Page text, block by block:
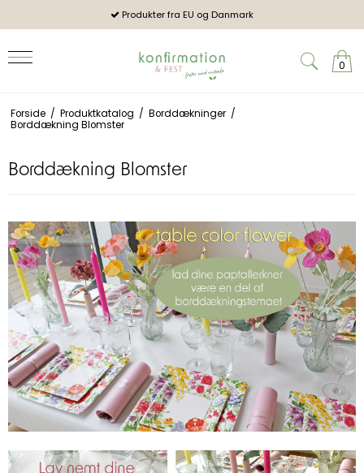
Produkter fra EU og Danmark
0
Forside / Produktkatalog / Borddækninger /
Borddækning Blomster
Borddækning Blomster